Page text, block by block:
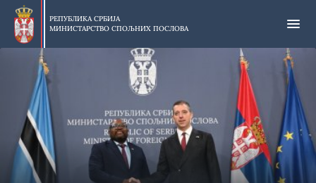
Прескочи
главни
део
садржаја
РЕПУБЛИКА СРБИЈА
МИНИСТАРСТВО СПОЉНИХ ПОСЛОВА